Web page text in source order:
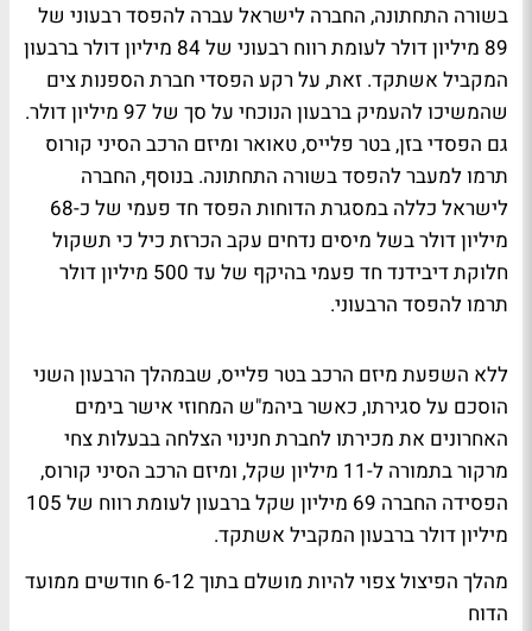
בשורה התחתונה, החברה לישראל עברה להפסד רבעוני של
89 מיליון דולר לעומת רווח רבעוני של 84 מיליון דולר ברבעון
המקביל אשתקד. זאת, על רקע הפסדי חברת הספנות צים
שהמשיכו להעמיק ברבעון הנוכחי על סך של 97 מיליון דולר.
גם הפסדי בזן, בטר פלייס, טאואר ומיזם הרכב הסיני קורוס
תרמו למעבר להפסד בשורה התחתונה. בנוסף, החברה
לישראל כללה במסגרת הדוחות הפסד חד פעמי של כ-68
מיליון דולר בשל מיסים נדחים עקב הכרזת כיל כי תשקול
חלוקת דיבידנד חד פעמי בהיקף של עד 500 מיליון דולר
תרמו להפסד הרבעוני.
ללא השפעת מיזם הרכב בטר פלייס, שבמהלך הרבעון השני
הוסכם על סגירתו, כאשר ביהמ"ש המחוזי אישר בימים
האחרונים את מכירתו לחברת חנינוי הצלחה בבעלות צחי
מרקור בתמורה ל-11 מיליון שקל, ומיזם הרכב הסיני קורוס,
הפסידה החברה 69 מיליון שקל ברבעון לעומת רווח של 105
מיליון דולר ברבעון המקביל אשתקד.
מהלך הפיצול צפוי להיות מושלם בתוך 6-12 חודשים ממועד
הדוח